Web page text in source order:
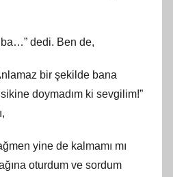
dedi. Ben de,
bir şekilde bana
doymadım ki sevgilim!”
yine de kalmamı mı
oturdum ve sordum